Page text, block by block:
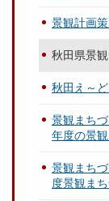
景観計画
秋田県景
秋田え～
景観まち
年度の景
景観まち
度景観ま